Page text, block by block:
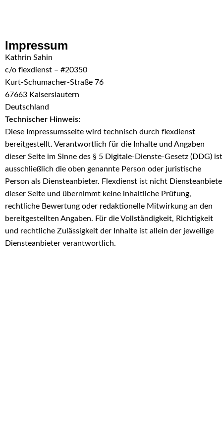
Impressum
Kathrin Sahin
c/o flexdienst – #20350
Kurt-Schumacher-Straße 76
67663 Kaiserslautern
Deutschland
Technischer Hinweis:
Diese Impressumsseite wird technisch durch flexdienst
bereitgestellt. Verantwortlich für die Inhalte und Angaben
dieser Seite im Sinne des § 5 Digitale-Dienste-Gesetz (DDG) ist
ausschließlich die oben genannte Person oder juristische
Person als Diensteanbieter. Flexdienst ist nicht
dieser Seite und übernimmt keine inhaltliche Prüfung,
rechtliche Bewertung oder redaktionelle Mitwirkung an den
bereitgestellten Angaben. Für die Vollständigkeit, Richtigkeit
und rechtliche Zulässigkeit der Inhalte ist allein der jeweilige
Diensteanbieter verantwortlich.